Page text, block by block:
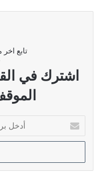
تابع
اشترك في
بريدك
الإلكتروني